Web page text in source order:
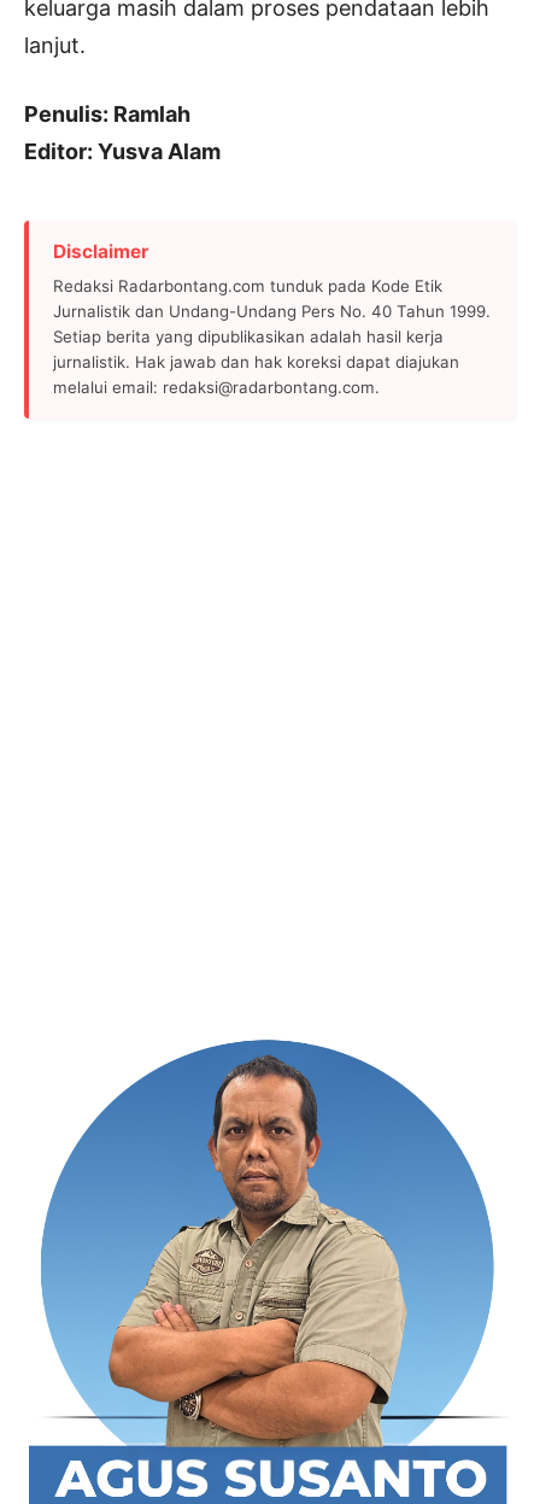
keluarga masih dalam proses pendataan lebih
lanjut.
Penulis: Ramlah
Editor: Yusva Alam
Disclaimer
Redaksi Radarbontang.com tunduk pada Kode Etik
Jurnalistik dan Undang-Undang Pers No. 40 Tahun 1999.
Setiap berita yang dipublikasikan adalah hasil kerja
jurnalistik. Hak jawab dan hak koreksi dapat diajukan
melalui email: redaksi@radarbontang.com.